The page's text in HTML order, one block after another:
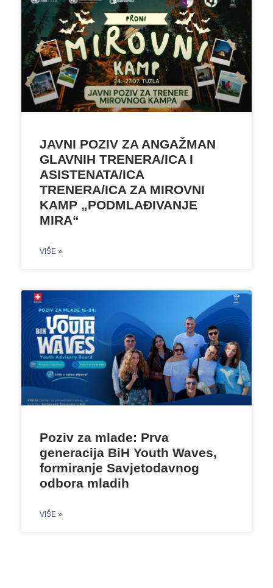
JAVNI POZIV ZA ANGAŽMAN
GLAVNIH TRENERA/ICA I
ASISTENATA/ICA
TRENERA/ICA ZA MIROVNI
KAMP „PODMLAĐIVANJE
MIRA“
VIŠE »
Poziv za mlade: Prva
generacija BiH Youth Waves,
formiranje Savjetodavnog
odbora mladih
VIŠE »